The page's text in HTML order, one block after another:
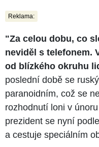
Reklama:
"Za celou dobu, co
neviděl s telefonem.
od blízkého okruhu
poslední době se
paranoidním, což se
rozhodnutí loni v
prezident se nyní
a cestuje speciálním